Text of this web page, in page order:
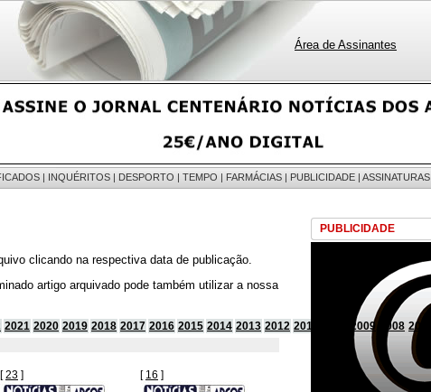
Área de Assinantes
| INQUÉRITOS | DESPORTO | TEMPO | FARMÁCIAS | PUBLICIDADE | ASSINATURAS
PUBLICIDADE
clicando na respectiva data de publicação.
artigo arquivado pode também utilizar a nossa
2021 2020 2019 2018 2017 2016 2015 2014 2013 2012 2011 2009 2008 2007
[23 ] [ 16 ]